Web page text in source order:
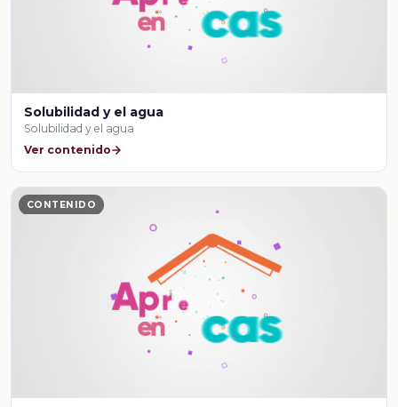
Solubilidad y el agua
Solubilidad y el agua
Ver contenido
CONTENIDO